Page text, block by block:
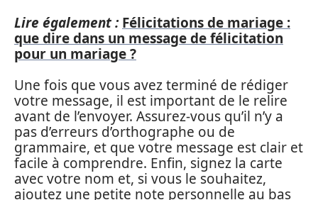
Lire également : Félicitations de mariage :
que dire dans un message de félicitation
pour un mariage ?
Une fois que vous avez terminé de rédiger
votre message, il est important de le relire
avant de l’envoyer. Assurez-vous qu’il n’y a
pas d’erreurs d’orthographe ou de
grammaire, et que votre message est clair et
facile à comprendre. Enfin, signez la carte
avec votre nom et, si vous le souhaitez,
ajoutez une petite note personnelle au bas